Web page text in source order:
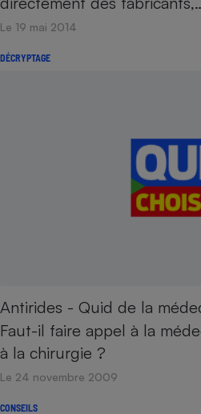
Le 19 mai 2014
DÉCRYPTAGE
Antirides - Quid de la
Faut-il faire appel à la
à la chirurgie ?
Le 24 novembre 2009
CONSEILS